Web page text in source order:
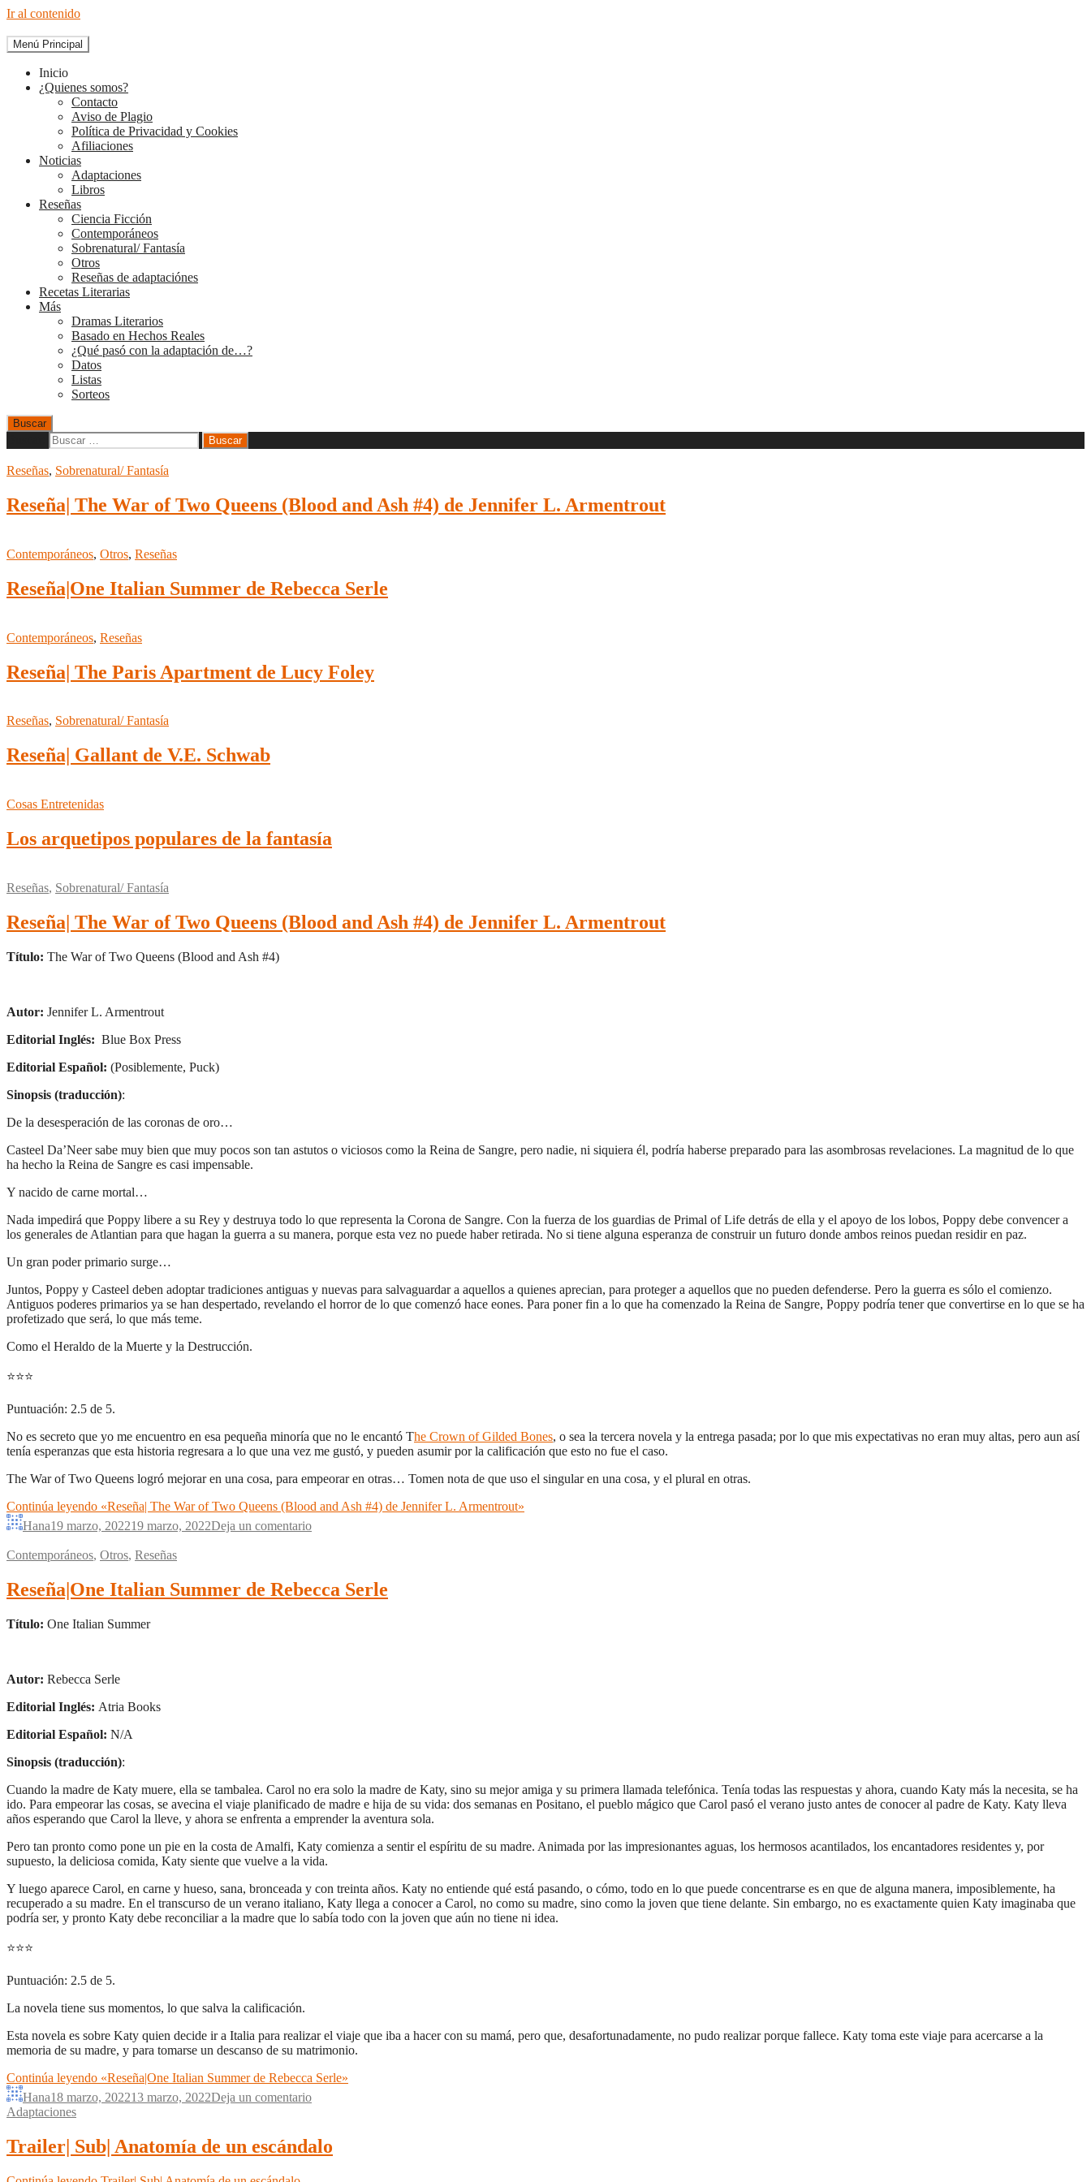
Ir al contenido
The Diary of Books
Menú Principal
Inicio
¿Quienes somos?
Contacto
Aviso de Plagio
Política de Privacidad y Cookies
Afiliaciones
Noticias
Adaptaciones
Libros
Reseñas
Ciencia Ficción
Contemporáneos
Sobrenatural/ Fantasía
Otros
Reseñas de adaptaciónes
Recetas Literarias
Más
Dramas Literarios
Basado en Hechos Reales
¿Qué pasó con la adaptación de…?
Datos
Listas
Sorteos
Buscar
Reseñas, Sobrenatural/ Fantasía
Reseña| The War of Two Queens (Blood and Ash #4) de Jennifer L. Armentrout
Contemporáneos, Otros, Reseñas
Reseña|One Italian Summer de Rebecca Serle
Contemporáneos, Reseñas
Reseña| The Paris Apartment de Lucy Foley
Reseñas, Sobrenatural/ Fantasía
Reseña| Gallant de V.E. Schwab
Cosas Entretenidas
Los arquetipos populares de la fantasía
Reseñas, Sobrenatural/ Fantasía
Reseña| The War of Two Queens (Blood and Ash #4) de Jennifer L. Armentrout
Título: The War of Two Queens (Blood and Ash #4)
Autor: Jennifer L. Armentrout
Editorial Inglés: Blue Box Press
Editorial Español: (Posiblemente, Puck)
Sinopsis (traducción):
De la desesperación de las coronas de oro…
Casteel Da’Neer sabe muy bien que muy pocos son tan astutos o viciosos como la Reina de Sangre, pero nadie, ni siquiera él, podría haberse preparado para las asombrosas revelaciones. La magnitud de lo que
ha hecho la Reina de Sangre es casi impensable.
Y nacido de carne mortal…
Nada impedirá que Poppy libere a su Rey y destruya todo lo que representa la Corona de Sangre. Con la fuerza de los guardias de Primal of Life detrás de ella y el apoyo de los lobos, Poppy debe convencer a
los generales de Atlantian para que hagan la guerra a su manera, porque esta vez no puede haber retirada. No si tiene alguna esperanza de construir un futuro donde ambos reinos puedan residir en paz.
Un gran poder primario surge…
Juntos, Poppy y Casteel deben adoptar tradiciones antiguas y nuevas para salvaguardar a aquellos a quienes aprecian, para proteger a aquellos que no pueden defenderse. Pero la guerra es sólo el comienzo.
Antiguos poderes primarios ya se han despertado, revelando el horror de lo que comenzó hace eones. Para poner fin a lo que ha comenzado la Reina de Sangre, Poppy podría tener que convertirse en lo que se ha
profetizado que será, lo que más teme.
Como el Heraldo de la Muerte y la Destrucción.
⭐⭐⭐
Puntuación: 2.5 de 5.
No es secreto que yo me encuentro en esa pequeña minoría que no le encantó The Crown of Gilded Bones, o sea la tercera novela y la entrega pasada; por lo que mis expectativas no eran muy altas, pero aun así
tenía esperanzas que esta historia regresara a lo que una vez me gustó, y pueden asumir por la calificación que esto no fue el caso.
The War of Two Queens logró mejorar en una cosa, para empeorar en otras… Tomen nota de que uso el singular en una cosa, y el plural en otras.
Continúa leyendo «Reseña| The War of Two Queens (Blood and Ash #4) de Jennifer L. Armentrout»
Hana19 marzo, 202219 marzo, 2022Deja un comentario
Contemporáneos, Otros, Reseñas
Reseña|One Italian Summer de Rebecca Serle
Título: One Italian Summer
Autor: Rebecca Serle
Editorial Inglés: Atria Books
Editorial Español: N/A
Sinopsis (traducción):
Cuando la madre de Katy muere, ella se tambalea. Carol no era solo la madre de Katy, sino su mejor amiga y su primera llamada telefónica. Tenía todas las respuestas y ahora, cuando Katy más la necesita, se ha
ido. Para empeorar las cosas, se avecina el viaje planificado de madre e hija de su vida: dos semanas en Positano, el pueblo mágico que Carol pasó el verano justo antes de conocer al padre de Katy. Katy lleva
años esperando que Carol la lleve, y ahora se enfrenta a emprender la aventura sola.
Pero tan pronto como pone un pie en la costa de Amalfi, Katy comienza a sentir el espíritu de su madre. Animada por las impresionantes aguas, los hermosos acantilados, los encantadores residentes y, por
supuesto, la deliciosa comida, Katy siente que vuelve a la vida.
Y luego aparece Carol, en carne y hueso, sana, bronceada y con treinta años. Katy no entiende qué está pasando, o cómo, todo en lo que puede concentrarse es en que de alguna manera, imposiblemente, ha
recuperado a su madre. En el transcurso de un verano italiano, Katy llega a conocer a Carol, no como su madre, sino como la joven que tiene delante. Sin embargo, no es exactamente quien Katy imaginaba que
podría ser, y pronto Katy debe reconciliar a la madre que lo sabía todo con la joven que aún no tiene ni idea.
⭐⭐⭐
Puntuación: 2.5 de 5.
La novela tiene sus momentos, lo que salva la calificación.
Esta novela es sobre Katy quien decide ir a Italia para realizar el viaje que iba a hacer con su mamá, pero que, desafortunadamente, no pudo realizar porque fallece. Katy toma este viaje para acercarse a la
memoria de su madre, y para tomarse un descanso de su matrimonio.
Continúa leyendo «Reseña|One Italian Summer de Rebecca Serle»
Hana18 marzo, 202213 marzo, 2022Deja un comentario
Adaptaciones
Trailer| Sub| Anatomía de un escándalo